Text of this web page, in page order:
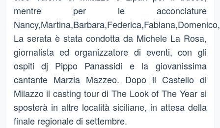
mentre per le acconciature
La serata è stata condotta da Michele La Rosa,
giornalista ed organizzatore di eventi, con gli
ospiti dj Pippo Panassidi e la giovanissima
cantante Marzia Mazzeo. Dopo il Castello di
Milazzo il casting tour di The Look of The Year si
sposterà in altre località siciliane, in attesa della
finale regionale di settembre.